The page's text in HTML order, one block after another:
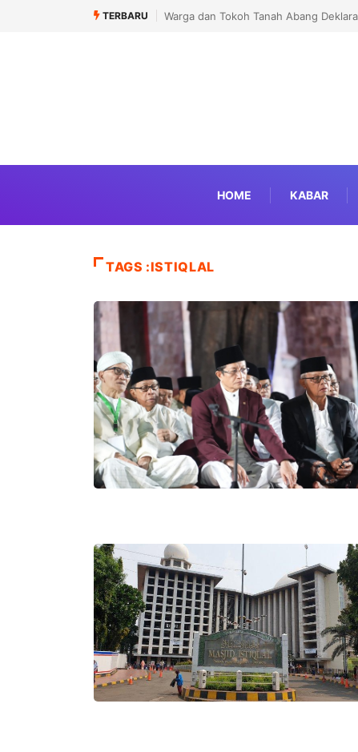
TERBARU Warga dan Tokoh Tanah Abang
HOME KABAR
TAGS :ISTIQLAL